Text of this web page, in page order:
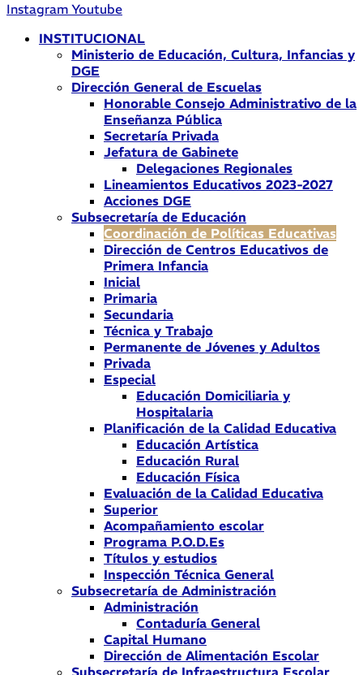
Instagram Youtube
INSTITUCIONAL
Ministerio de Educación, Cultura, Infancias y
DGE
Dirección General de Escuelas
Honorable Consejo Administrativo de la
Enseñanza Pública
Secretaría Privada
Jefatura de Gabinete
Delegaciones Regionales
Lineamientos Educativos 2023-2027
Acciones DGE
Subsecretaría de Educación
Coordinación de Políticas Educativas
Dirección de Centros Educativos de
Primera Infancia
Inicial
Primaria
Secundaria
Técnica y Trabajo
Permanente de Jóvenes y Adultos
Privada
Especial
Educación Domiciliaria y
Hospitalaria
Planificación de la Calidad Educativa
Educación Artística
Educación Rural
Educación Física
Evaluación de la Calidad Educativa
Superior
Acompañamiento escolar
Programa P.O.D.Es
Títulos y estudios
Inspección Técnica General
Subsecretaría de Administración
Administración
Contaduría General
Capital Humano
Dirección de Alimentación Escolar
Subsecretaría de Infraestructura Escolar